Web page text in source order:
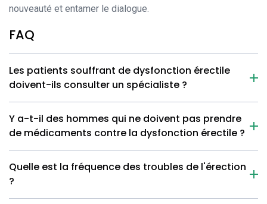
nouveauté et entamer le dialogue.
FAQ
Les patients souffrant de dysfonction érectile
doivent-ils consulter un spécialiste ?
Y a-t-il des hommes qui ne doivent pas prendre
de médicaments contre la dysfonction érectile ?
Quelle est la fréquence des troubles de l'érection
?